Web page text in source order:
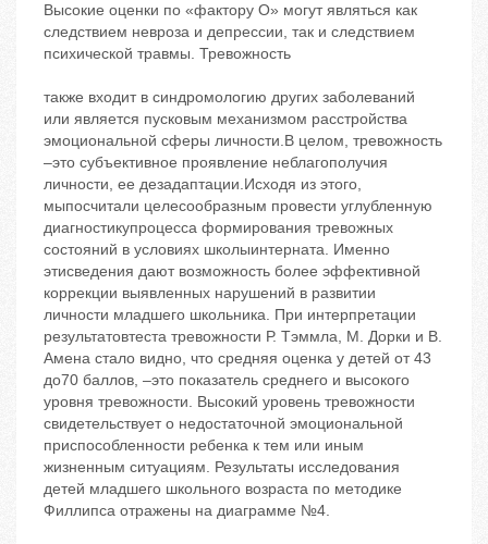
Высокие оценки по «фактору О» могут являться как
следствием невроза и депрессии, так и следствием
психической травмы. Тревожность
также входит в синдромологию других заболеваний
или является пусковым механизмом расстройства
эмоциональной сферы личности.В целом, тревожность
–это субъективное проявление неблагополучия
личности, ее дезадаптации.Исходя из этого,
мыпосчитали целесообразным провести углубленную
диагностикупроцесса формирования тревожных
состояний в условиях школыинтерната. Именно
этисведения дают возможность более эффективной
коррекции выявленных нарушений в развитии
личности младшего школьника. При интерпретации
результатовтеста тревожности Р. Тэммла, М. Дорки и В.
Амена стало видно, что средняя оценка у детей от 43
до70 баллов, –это показатель среднего и высокого
уровня тревожности. Высокий уровень тревожности
свидетельствует о недостаточной эмоциональной
приспособленности ребенка к тем или иным
жизненным ситуациям. Результаты исследования
детей младшего школьного возраста по методике
Филлипса отражены на диаграмме №4.